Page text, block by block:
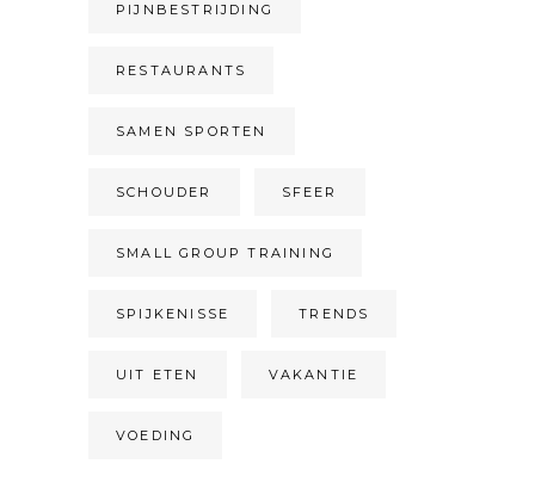
PIJNBESTRIJDING
RESTAURANTS
SAMEN SPORTEN
SCHOUDER SFEER
SMALL GROUP TRAINING
SPIJKENISSE TRENDS
UIT ETEN VAKANTIE
VOEDING